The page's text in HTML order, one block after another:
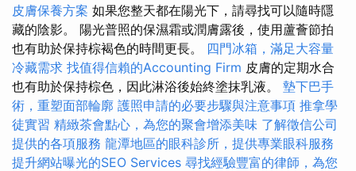
皮膚保養方案 如果您整天都在陽光下，請尋找可以隨時隱
藏的陰影。 陽光普照的保濕霜或潤膚露後，使用蘆薈節拍
也有助於保持棕褐色的時間更長。 四門冰箱，滿足大容量
冷藏需求 找值得信賴的Accounting Firm 皮膚的定期水合
也有助於保持棕色，因此淋浴後始終塗抹乳液。 墊下巴手
術，重塑面部輪廓 護照申請的必要步驟與注意事項 推拿學
徒實習 精緻茶會點心，為您的聚會增添美味 了解徵信公司
提供的各項服務 龍潭地區的眼科診所，提供專業眼科服務
提升網站曝光的SEO Services 尋找經驗豐富的律師，為您